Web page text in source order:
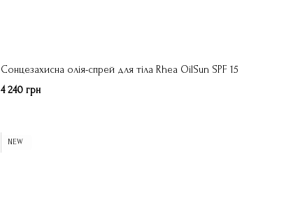
Сонцезахисна олія-спрей для тіла Rhea OilSun SPF 15
4 240 грн
NEW